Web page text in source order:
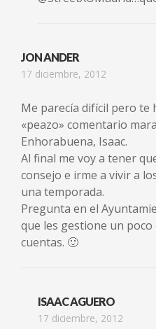
JON ANDER
17 diciembre, 2012
Me parecía difícil pero te
«peazo» comentario
Enhorabuena, Isaac.
Al final me voy a tener
consejo e irme a vivir a
una temporada.
Pregunta en el
que les gestione un poco
cuentas. 🙂
ISAAC AGUERO
17 diciembre, 2012